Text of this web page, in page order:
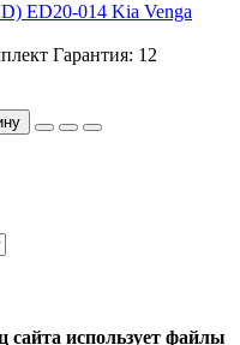
ED20-014 Kia Venga
Гарантия: 12
сайта использует файлы